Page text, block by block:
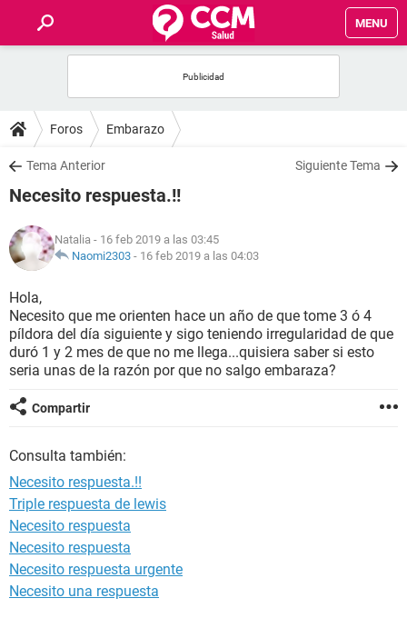
MENU
FOROS
SALUD
NUTRICIÓN
BIENESTAR
SEXUALIDAD
GLOSARIO
Foros Embarazo
Tema Anterior Siguiente Tema
Necesito respuesta.!!
Natalia - 16 feb 2019 a las 03:45
Naomi2303 - 16 feb 2019 a las 04:03
Hola,
Necesito que me orienten hace un año de que tome 3 ó 4
píldora del día siguiente y sigo teniendo irregularidad de que
duró 1 y 2 mes de que no me llega...quisiera saber si esto
seria unas de la razón por que no salgo embaraza?
Compartir
Consulta también:
Necesito respuesta.!!
Triple respuesta de lewis
Necesito respuesta
Necesito respuesta
Necesito respuesta urgente
Necesito una respuesta